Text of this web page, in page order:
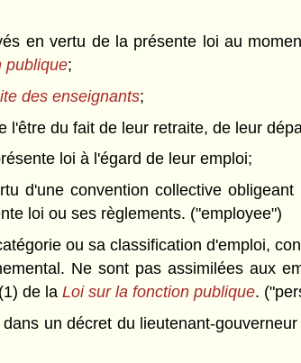
en vertu de la présente loi au
publique;
des enseignants;
du fait de leur retraite, de leur
loi à l'égard de leur emploi;
d'une convention collective
loi ou ses règlements. ("employee")
ou sa classification d'emploi,
Ne sont pas assimilées aux
de laLoi sur la fonction publique.
un décret du lieutenant-